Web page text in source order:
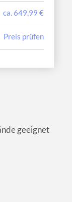
ca. 649,99 €
Preis prüfen
geeignet